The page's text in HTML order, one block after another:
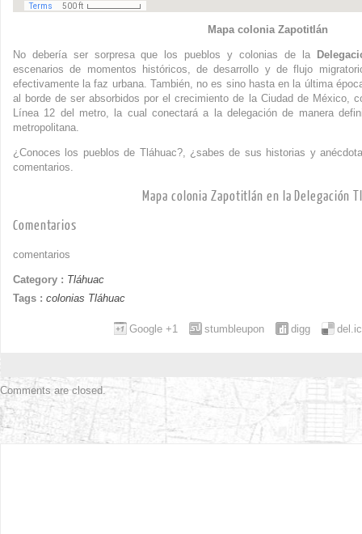
Mapa colonia Zapotitlán
No debería ser sorpresa que los pueblos y colonias de la
escenarios de momentos históricos, de desarrollo y de flujo
efectivamente la faz urbana. También, no es sino hasta en la última
al borde de ser absorbidos por el crecimiento de la Ciudad de México,
Línea 12 del metro, la cual conectará a la delegación de manera
metropolitana.
¿Conoces los pueblos de Tláhuac?, ¿sabes de sus historias y
comentarios.
Mapa colonia Zapotitlán en la Delegación
Comentarios
comentarios
Category : Tláhuac
Tags : colonias Tláhuac
digg
stumbleupon
Google +1
Comments are closed.